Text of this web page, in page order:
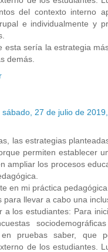
del contexto interno
e individualmente y
esta sería la estrategia
demás.
sábado, 27 de julio de
las estrategias
permiten establecer
ampliar los procesos
en mi práctica
para llevar a cabo una
a los estudiantes: Para
en pruebas saber, que
de los estudiantes.